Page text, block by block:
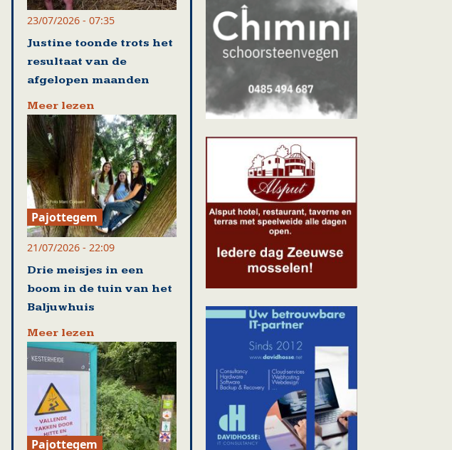
23/07/2026 - 07:35
Justine toonde trots het
resultaat van de
afgelopen maanden
Meer lezen
Pajottegem
21/07/2026 - 22:09
Drie meisjes in een
boom in de tuin van het
Baljuwhuis
Meer lezen
Pajottegem